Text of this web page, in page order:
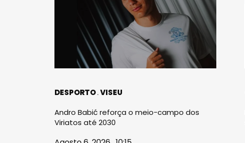
DESPORTO VISEU
Andro Babić reforça o meio-campo dos
Viriatos até 2030